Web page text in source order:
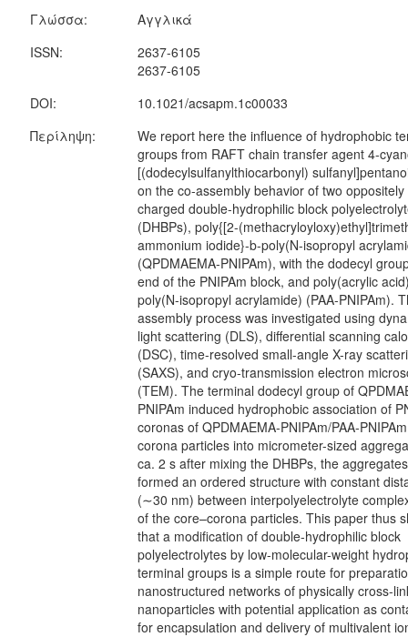
Γλώσσα:
Αγγλικά
ISSN:
2637-6105
2637-6105
DOI:
10.1021/acsapm.1c00033
Περίληψη:
We report here the influence of hydrophobic
groups from RAFT chain transfer agent 4-
[(dodecylsulfanylthiocarbonyl)
on the co-assembly behavior of two oppositely
charged double-hydrophilic block
(DHBPs), poly{[2-
ammonium iodide}-b-poly(N-isopropyl
(QPDMAEMA-PNIPAm), with the dodecyl
end of the PNIPAm block, and poly(acrylic
poly(N-isopropyl acrylamide) (PAA-PNIPAm).
assembly process was investigated using
light scattering (DLS), differential scanning
(DSC), time-resolved small-angle X-ray
(SAXS), and cryo-transmission electron
(TEM). The terminal dodecyl group of
PNIPAm induced hydrophobic association of
coronas of QPDMAEMA-PNIPAm/PAA-
corona particles into micrometer-sized
ca. 2 s after mixing the DHBPs, the aggregates
formed an ordered structure with constant
(∼30 nm) between interpolyelectrolyte
of the core–corona particles. This paper thus
that a modification of double-hydrophilic block
polyelectrolytes by low-molecular-weight
terminal groups is a simple route for
nanostructured networks of physically cross-
nanoparticles with potential application as
for encapsulation and delivery of multivalent